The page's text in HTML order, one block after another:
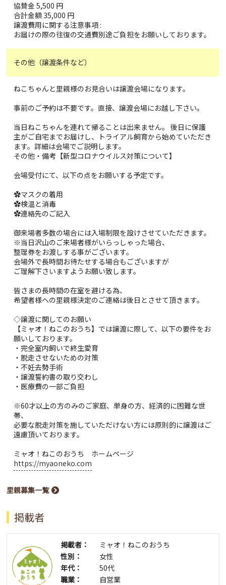
協賛金 5,500 円
合計金額 35,000 円
譲渡費用に関する注意事項 :
お届けの際の往復の交通費別途ご負担をお願いしております。
その他（譲渡条件など）
ねこちゃんと里親様のお見合いは譲渡会場になります。
事前のご予約は不要です。直接、譲渡会場にお越し下さい。
当日ねこちゃんを連れて帰ることは出来ません。 後日に保護
主がご自宅までお届けし、トライアル飼育から始めていただき
ます。詳細は会場でご説明します。
その他・備考【新型コロナウイルス対策について】
会場受付にて、以下の点をお願いする予定です。
✿マスクの着用
✿検温と消毒
✿連絡先のご記入
御来場者多数の場合には入場制限を設けさせていただきます。
※当日沢山のご来場者様がいらっしゃった場合、
整理券をお渡しする事がございます。
会場外で長時間お待たせする場合もございますが
ご理解下さいますようお願い致します。
皆さまの長時間の在室を避ける為、
希望者様への里親様決定のご連絡は後日とさせて頂きます。
◇譲渡に関してのお願い
【ミャオ！ねこのおうち】では譲渡に際して、以下の要件をお
願いしております。
・完全室内飼いで終生愛育
・脱走させないための対策
・不妊去勢手術
・譲渡誓約書の取り交わし
・医療費の一部ご負担
※60才以上の方のみのご家庭、単身の方、経済的に困難な世
帯、
必要な脱走対策を施していただけない方には原則的に譲渡はご
遠慮頂いております。
ミャオ！ねこのおうち ホームページ
https://myaoneko.com
里親募集一覧
掲載者
掲載者：
ミャオ！ねこのおうち
性別：
女性
年代：
50代
職業：
自営業